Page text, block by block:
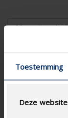
Toestemming
Deze
AIRFLOW
Technical